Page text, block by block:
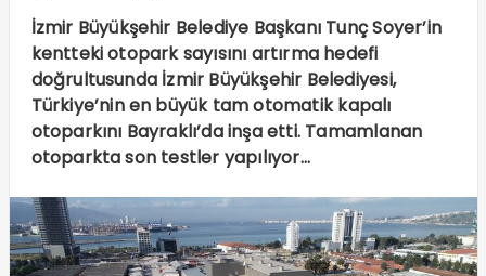
İzmir Büyükşehir Belediye Başkanı Tunç Soyer’in
kentteki otopark sayısını artırma hedefi
doğrultusunda İzmir Büyükşehir Belediyesi,
Türkiye’nin en büyük tam otomatik kapalı
otoparkını Bayraklı’da inşa etti. Tamamlanan
otoparkta son testler yapılıyor…